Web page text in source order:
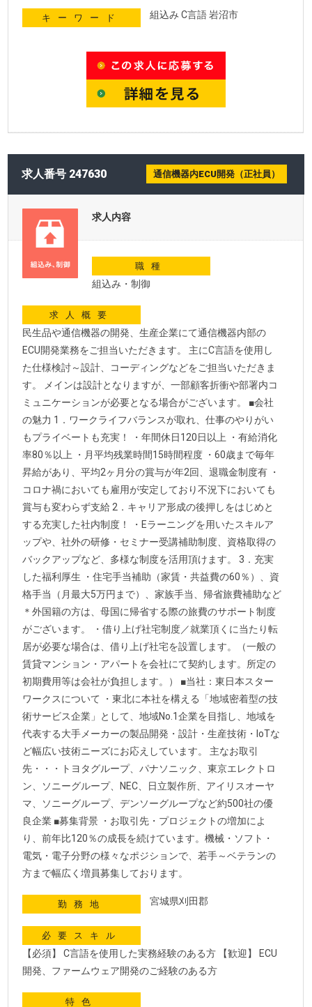
キーワード 組込み C言語 岩沼市
求人番号 247630 通信機器内ECU開発（正社員）
求人内容
職種
組込み・制御
求人概要
民生品や通信機器の開発、生産企業にて通信機器内部の
ECU開発業務をご担当いただきます。 主にC言語を使用し
た仕様検討～設計、コーディングなどをご担当いただきま
す。 メインは設計となりますが、一部顧客折衝や部署内コ
ミュニケーションが必要となる場合がございます。 ■会社
の魅力 1．ワークライフバランスが取れ、仕事のやりがい
もプライベートも充実！ ・年間休日120日以上 ・有給消化
率80％以上 ・月平均残業時間15時間程度 ・60歳まで毎年
昇給があり、平均2ヶ月分の賞与が年2回、退職金制度有 ・
コロナ禍においても雇用が安定しており不況下においても
賞与も変わらず支給 2．キャリア形成の後押しをはじめと
する充実した社内制度！ ・Eラーニングを用いたスキルア
ップや、社外の研修・セミナー受講補助制度、資格取得の
バックアップなど、多様な制度を活用頂けます。 3．充実
した福利厚生 ・住宅手当補助（家賃・共益費の60％）、資
格手当（月最大5万円まで）、家族手当、帰省旅費補助など
＊外国籍の方は、母国に帰省する際の旅費のサポート制度
がございます。 ・借り上げ社宅制度／就業頂くに当たり転
居が必要な場合は、借り上げ社宅を設置します。（一般の
賃貸マンション・アパートを会社にて契約します。所定の
初期費用等は会社が負担します。） ■当社：東日本スター
ワークスについて ・東北に本社を構える「地域密着型の技
術サービス企業」として、地域No.1企業を目指し、地域を
代表する大手メーカーの製品開発・設計・生産技術・IoTな
ど幅広い技術ニーズにお応えしています。 主なお取引
先・・・トヨタグループ、パナソニック、東京エレクトロ
ン、ソニーグループ、NEC、日立製作所、アイリスオーヤ
マ、ソニーグループ、デンソーグループなど約500社の優
良企業 ■募集背景 ・お取引先・プロジェクトの増加によ
り、前年比120％の成長を続けています。機械・ソフト・
電気・電子分野の様々なポジションで、若手～ベテランの
方まで幅広く増員募集しております。
勤務地 宮城県刈田郡
必要スキル
【必須】 C言語を使用した実務経験のある方 【歓迎】 ECU
開発、ファームウェア開発のご経験のある方
特色